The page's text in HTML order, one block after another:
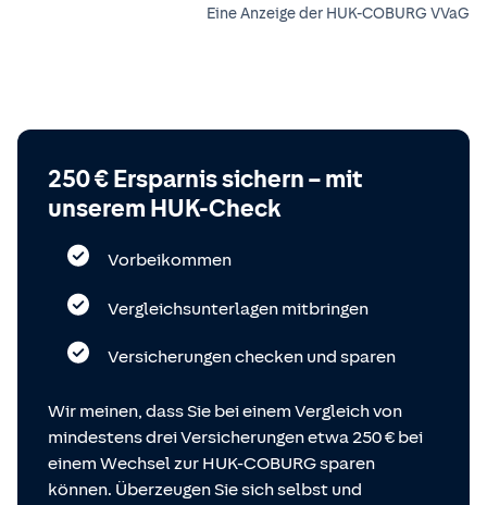
Eine Anzeige der HUK-COBURG VVaG
250 € Ersparnis sichern – mit
unserem HUK-Check
Vorbeikommen
Vergleichsunterlagen mitbringen
Versicherungen checken und sparen
Wir meinen, dass Sie bei einem Vergleich von
mindestens drei Versicherungen etwa 250 € bei
einem Wechsel zur HUK-COBURG sparen
können. Überzeugen Sie sich selbst und